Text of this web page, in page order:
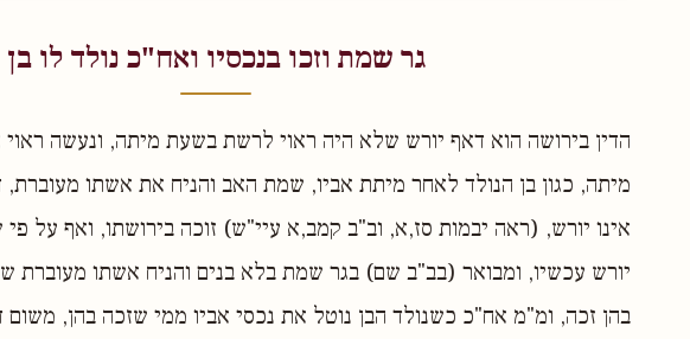
גר שמת וזכו בנכסיו ואח"כ נולד לו בן
הדין בירושה הוא דאף יורש שלא היה ראוי לרשת בשעת מיתה, ונעשה
מיתה, כגון בן הנולד לאחר מיתת אביו, שמת האב והניח את אשתו מעוברת,
אינו יורש, (ראה יבמות סז,א, וב"ב קמב,א עיי"ש) זוכה בירושתו, ואף על
יורש עכשיו, ומבואר (בב"ב שם) בגר שמת בלא בנים והניח אשתו מעוברת
בהן זכה, ומ"מ אח"כ כשנולד הבן נוטל את נכסי אביו ממי שזכה בהן, משום